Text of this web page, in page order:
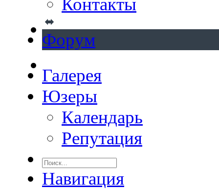
Контакты
Форум
Галерея
Юзеры
Календарь
Репутация
Навигация